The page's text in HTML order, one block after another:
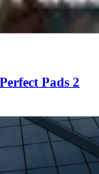
Pads 2